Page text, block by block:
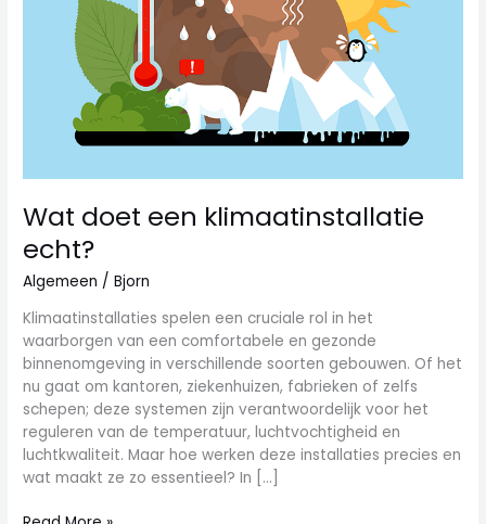
Wat doet een klimaatinstallatie
echt?
Algemeen /Bjorn
Klimaatinstallaties spelen een cruciale rol in het
waarborgen van een comfortabele en gezonde
binnenomgeving in verschillende soorten gebouwen. Of het
nu gaat om kantoren, ziekenhuizen, fabrieken of zelfs
schepen; deze systemen zijn verantwoordelijk voor het
reguleren van de temperatuur, luchtvochtigheid en
luchtkwaliteit. Maar hoe werken deze installaties precies en
wat maakt ze zo essentieel? In […]